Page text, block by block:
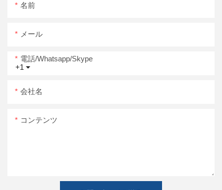
名前
メール
+1
電話/whatsapp/skype
会社名
コンテンツ